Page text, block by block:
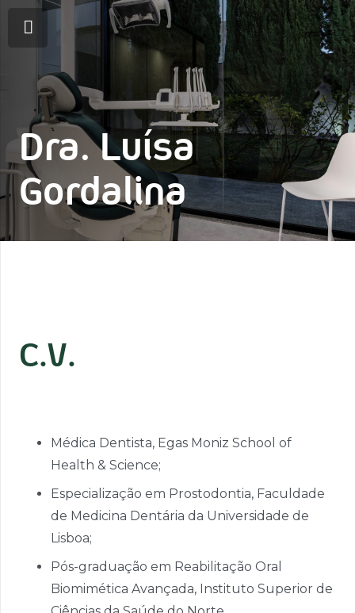
Dra. Luísa
Gordalina
C.V.
Médica Dentista, Egas Moniz School of
Health & Science;
Especialização em Prostodontia, Faculdade
de Medicina Dentária da Universidade de
Lisboa;
Pós-graduação em Reabilitação Oral
Biomimética Avançada, Instituto Superior de